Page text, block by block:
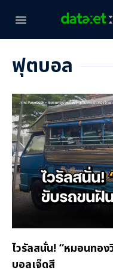
ฟุตบอล
ไวรัลสนั่น! “หมอนทอ
บอลเจ็ดสี